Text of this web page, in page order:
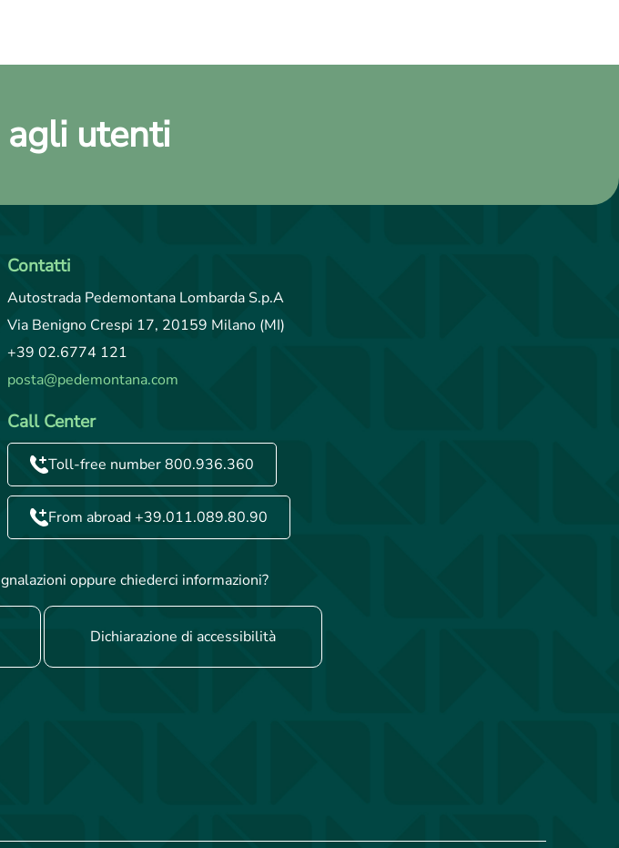
utenti
Contatti
Autostrada Pedemontana Lombarda S.p.A
Via Benigno Crespi 17, 20159 Milano (MI)
+39 02.6774 121
posta@pedemontana.com
Call Center
Toll-free number 800.936.360
From abroad +39.011.089.80.90
oppure chiederci informazioni?
Dichiarazione di accessibilità